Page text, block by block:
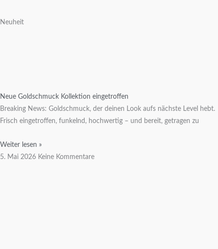
Neuheit
Neue Goldschmuck Kollektion eingetroffen
Breaking News: Goldschmuck, der deinen Look aufs nächste Level hebt.
Frisch eingetroffen, funkelnd, hochwertig – und bereit, getragen zu
Weiter lesen »
5. Mai 2026 Keine Kommentare